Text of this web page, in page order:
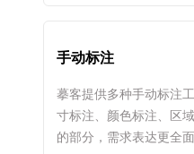
手动标注
摹客提供多种手动标注
寸标注、颜色标注、区
的部分，需求表达更全面